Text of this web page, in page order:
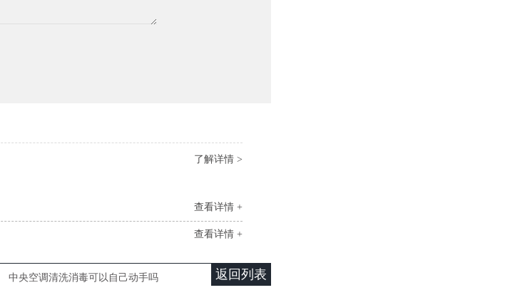
了解详情 >
查看详情 +
查看详情 +
返回列表
中央空调清洗消毒可以自己动手吗